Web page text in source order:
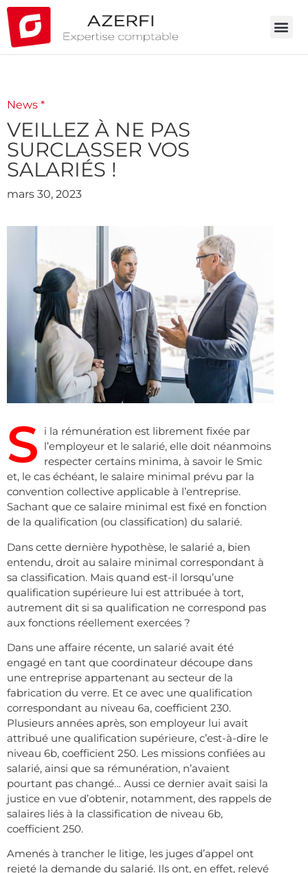
News *
VEILLEZ À NE PAS
SURCLASSER VOS
SALARIÉS !
mars 30, 2023
S i la rémunération est librement fixée par
l’employeur et le salarié, elle doit néanmoins
respecter certains minima, à savoir le Smic
et, le cas échéant, le salaire minimal prévu par la
convention collective applicable à l’entreprise.
Sachant que ce salaire minimal est fixé en fonction
de la qualification (ou classification) du salarié.
Dans cette dernière hypothèse, le salarié a, bien
entendu, droit au salaire minimal correspondant à
sa classification. Mais quand est-il lorsqu’une
qualification supérieure lui est attribuée à tort,
autrement dit si sa qualification ne correspond pas
aux fonctions réellement exercées ?
Dans une affaire récente, un salarié avait été
engagé en tant que coordinateur découpe dans
une entreprise appartenant au secteur de la
fabrication du verre. Et ce avec une qualification
correspondant au niveau 6a, coefficient 230.
Plusieurs années après, son employeur lui avait
attribué une qualification supérieure, c’est-à-dire le
niveau 6b, coefficient 250. Les missions confiées au
salarié, ainsi que sa rémunération, n’avaient
pourtant pas changé… Aussi ce dernier avait saisi la
justice en vue d’obtenir, notamment, des rappels de
salaires liés à la classification de niveau 6b,
coefficient 250.
Amenés à trancher le litige, les juges d’appel ont
rejeté la demande du salarié. Ils ont, en effet, relevé